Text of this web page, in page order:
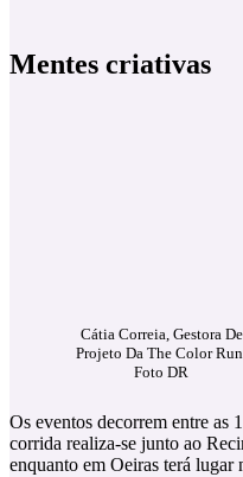
Mentes criativas
Cátia Correia, Gestora De
Projeto Da The Color
Foto DR
Os eventos decorrem entre as
corrida realiza-se junto ao
enquanto em Oeiras terá lugar